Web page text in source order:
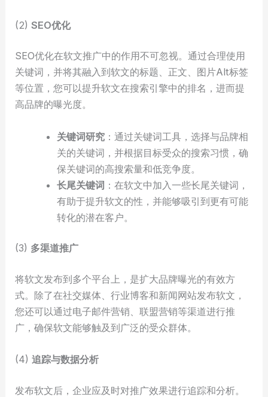
(2)SEO优化
SEO优化在软文推广中的作用不可忽视。通过合理使用
关键词，并将其融入到软文的标题、正文、图片Alt标签
等位置，您可以提升软文在搜索引擎中的排名，进而提
高品牌的曝光度。
关键词研究：通过关键词工具，选择与品牌相
关的关键词，并根据目标受众的搜索习惯，确
保关键词的高搜索量和低竞争度。
长尾关键词 ：在软文中加入一些长尾关键词，
有助于提升软文的性，并能够吸引到更有可能
转化的潜在客户。
(3) 多渠道推广
将软文发布到多个平台上，是扩大品牌曝光的有效方
式。除了在社交媒体、行业博客和新闻网站发布软文，
您还可以通过电子邮件营销、联盟营销等渠道进行推
广，确保软文能够触及到广泛的受众群体。
(4)追踪与数据分析
发布软文后，企业应及时对推广效果进行追踪和分析。